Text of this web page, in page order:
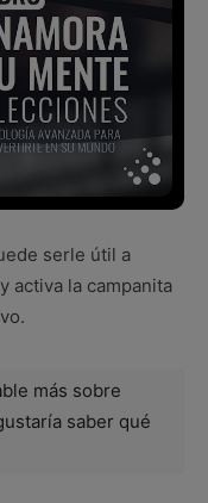
serle útil a
activa la campanita
más sobre
saber qué